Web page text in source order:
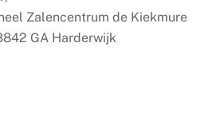
Zalencentrum de Kiekmure
GA Harderwijk